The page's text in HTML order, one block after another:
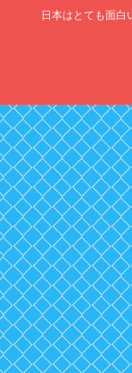
日本はとても面白